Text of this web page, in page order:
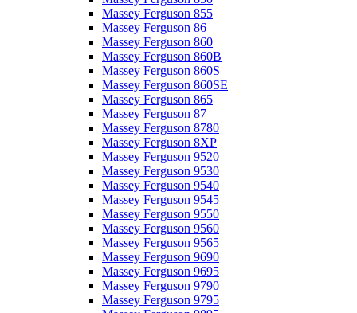
Massey Ferguson 855
Massey Ferguson 86
Massey Ferguson 860
Massey Ferguson 860B
Massey Ferguson 860S
Massey Ferguson 860SE
Massey Ferguson 865
Massey Ferguson 87
Massey Ferguson 8780
Massey Ferguson 8XP
Massey Ferguson 9520
Massey Ferguson 9530
Massey Ferguson 9540
Massey Ferguson 9545
Massey Ferguson 9550
Massey Ferguson 9560
Massey Ferguson 9565
Massey Ferguson 9690
Massey Ferguson 9695
Massey Ferguson 9790
Massey Ferguson 9795